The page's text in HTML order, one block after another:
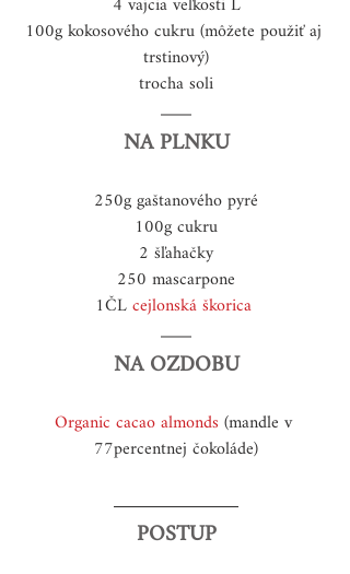
100g kokosového cukru (môžete použiť aj
trstinový)
trocha soli
NA PLNKU
250g gaštanového pyré
100g cukru
2 šľahačky
250 mascarpone
1ČL cejlonská škorica
NA OZDOBU
Organic cacao almonds (mandle v
77percentnej čokoláde)
POSTUP